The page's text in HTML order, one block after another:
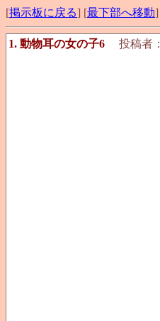
[掲示板に戻る] [最下部へ移動]
1. 動物耳の女の子6 投稿者：